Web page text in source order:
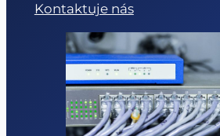
Kontaktuje nás